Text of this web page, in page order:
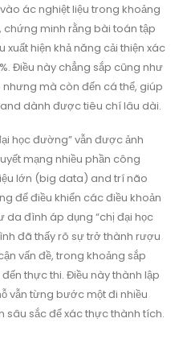
ác nghiệt liệu trong khoảng
minh rằng bài toán tập
hiện khả năng cải thiện xác
Điều này chẳng sắp cũng như
mà còn đến cá thể, giúp
dành được tiêu chí lâu dài.
học đường” vẫn được ảnh
mạng nhiều phần công
lớn (big data) and trí não
để điều khiển các điều khoản
da đình áp dụng “chị đại học
đã thấy rõ sự trở thành rượu
vấn đề, trong khoảng sắp
thực thi. Điều này thành lập
vẫn từng bước một đi nhiều
sắc để xác thực thành tích.